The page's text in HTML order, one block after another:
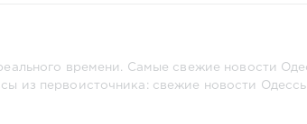
времени. Самые свежие новости
из первоисточника: свежие новости